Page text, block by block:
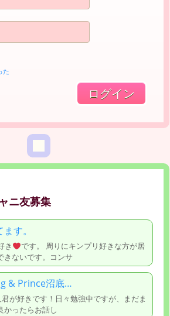
た
ニ友募集
す。
き
です。 周りにキンプリ好きな方が居
きないです。コンサ
& Prince沼底…
が好きです！日々勉強中ですが、まだま
かったらお話し